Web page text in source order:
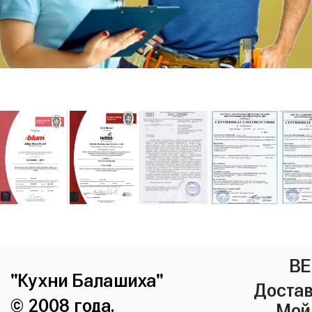
"Кухни Балашиха"
© 2008 года.